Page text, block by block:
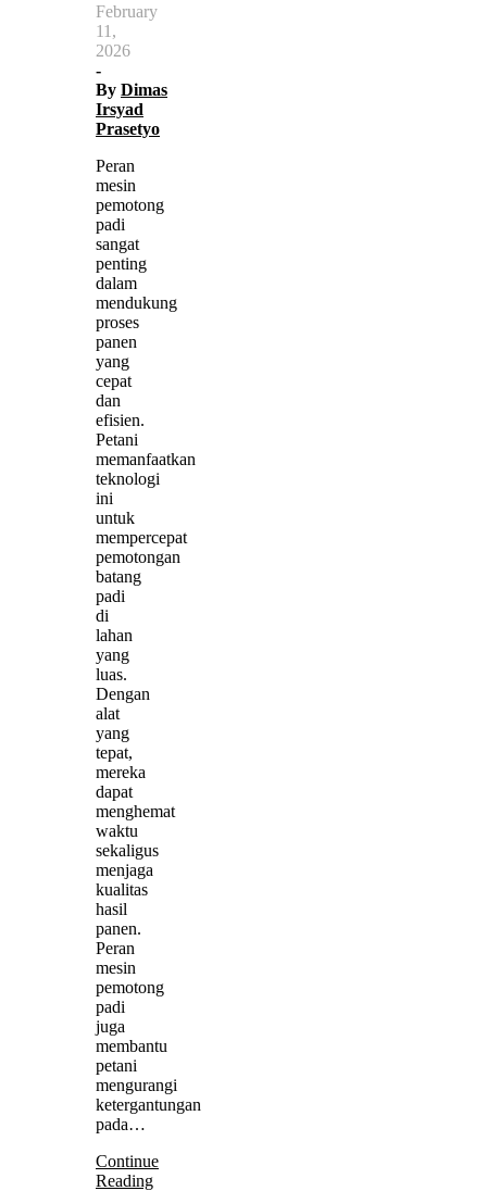
February
11,
2026
-
By Dimas
Irsyad
Prasetyo
Peran
mesin
pemotong
padi
sangat
penting
dalam
mendukung
proses
panen
yang
cepat
dan
efisien.
Petani
memanfaatkan
teknologi
ini
untuk
mempercepat
pemotongan
batang
padi
di
lahan
yang
luas.
Dengan
alat
yang
tepat,
mereka
dapat
menghemat
waktu
sekaligus
menjaga
kualitas
hasil
panen.
Peran
mesin
pemotong
padi
juga
membantu
petani
mengurangi
ketergantungan
pada…
Continue
Reading